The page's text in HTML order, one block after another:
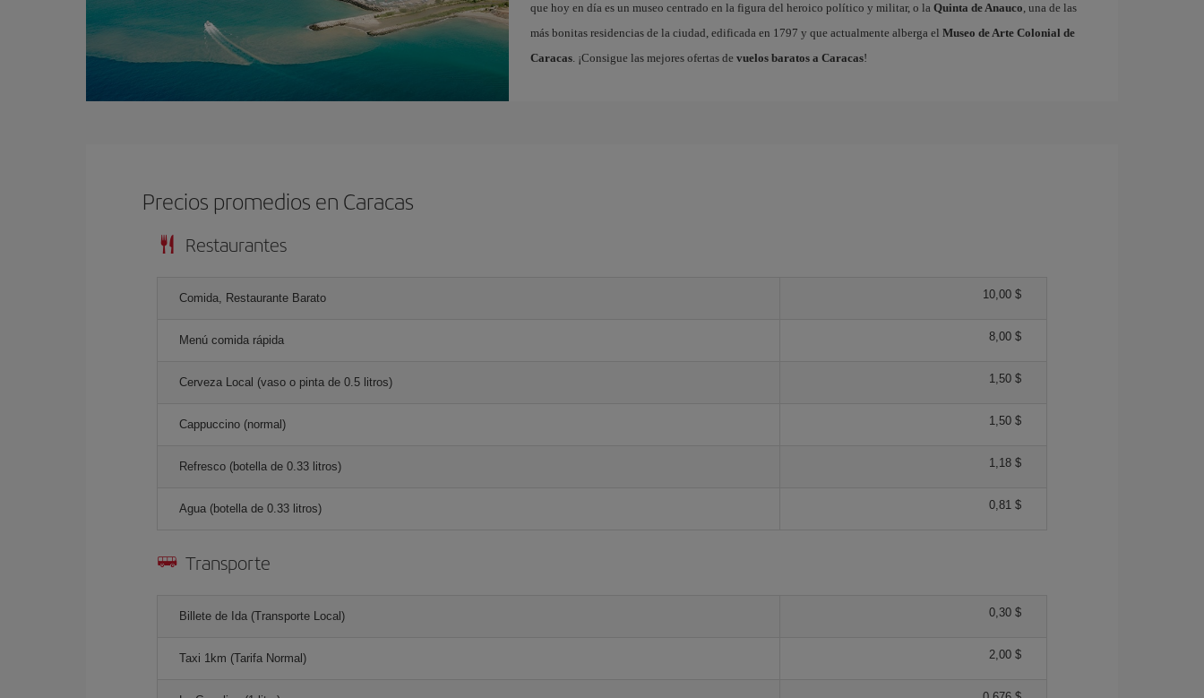
que hoy en día es un museo centrado en la figura del heroico político y militar, o la Quinta de Anauco, una de las
más bonitas residencias de la ciudad, edificada en 1797 y que actualmente alberga el Museo de Arte Colonial de
Caracas. ¡Consigue las mejores ofertas de vuelos baratos a Caracas!
Precios promedios en Caracas
Restaurantes
Comida, Restaurante Barato 10,00 $
Menú comida rápida 8,00 $
Cerveza Local (vaso o pinta de 0.5 litros) 1,50 $
Cappuccino (normal) 1,50 $
Refresco (botella de 0.33 litros) 1,18 $
Agua (botella de 0.33 litros) 0,81 $
Transporte
Billete de Ida (Transporte Local) 0,30 $
Taxi 1km (Tarifa Normal) 2,00 $